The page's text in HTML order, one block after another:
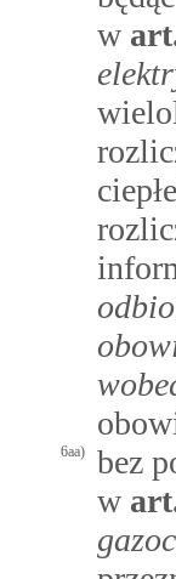
w
6aa)
bez
w